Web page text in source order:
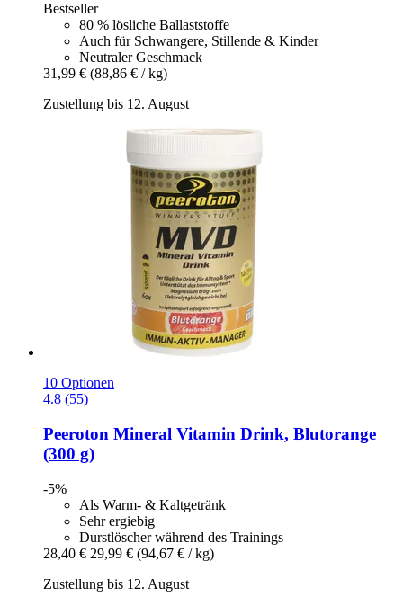
Bestseller
80 % lösliche Ballaststoffe
Auch für Schwangere, Stillende & Kinder
Neutraler Geschmack
31,99 € (88,86 € / kg)
Zustellung bis 12. August
10 Optionen
4.8 (55)
Peeroton Mineral Vitamin Drink, Blutorange
(300 g)
-5%
Als Warm- & Kaltgetränk
Sehr ergiebig
Durstlöscher während des Trainings
28,40 € 29,99 € (94,67 € / kg)
Zustellung bis 12. August